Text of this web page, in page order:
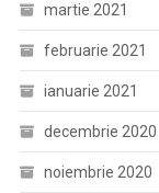
martie 2021
februarie 2021
ianuarie 2021
decembrie 2020
noiembrie 2020